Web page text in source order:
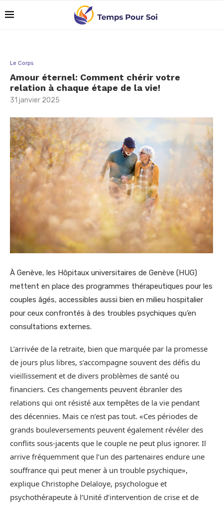
Le Corps
Amour éternel: Comment chérir votre
relation à chaque étape de la vie!
31 janvier 2025
À Genève, les Hôpitaux universitaires de Genève (HUG)
mettent en place des programmes thérapeutiques pour les
couples âgés, accessibles aussi bien en milieu hospitalier
pour ceux confrontés à des troubles psychiques qu’en
consultations externes.
L’arrivée de la retraite, bien que marquée par la promesse
de jours plus libres, s’accompagne souvent des défis du
vieillissement et de divers problèmes de santé ou
financiers. Ces changements peuvent ébranler des
relations qui ont résisté aux tempêtes de la vie pendant
des décennies. Mais ce n’est pas tout. «Ces périodes de
grands bouleversements peuvent également révéler des
conflits sous-jacents que le couple ne peut plus ignorer. Il
arrive fréquemment que l’un des partenaires endure une
souffrance qui peut mener à un trouble psychique»,
explique Christophe Delaloye, psychologue et
psychothérapeute à l’Unité d’intervention de crise et de